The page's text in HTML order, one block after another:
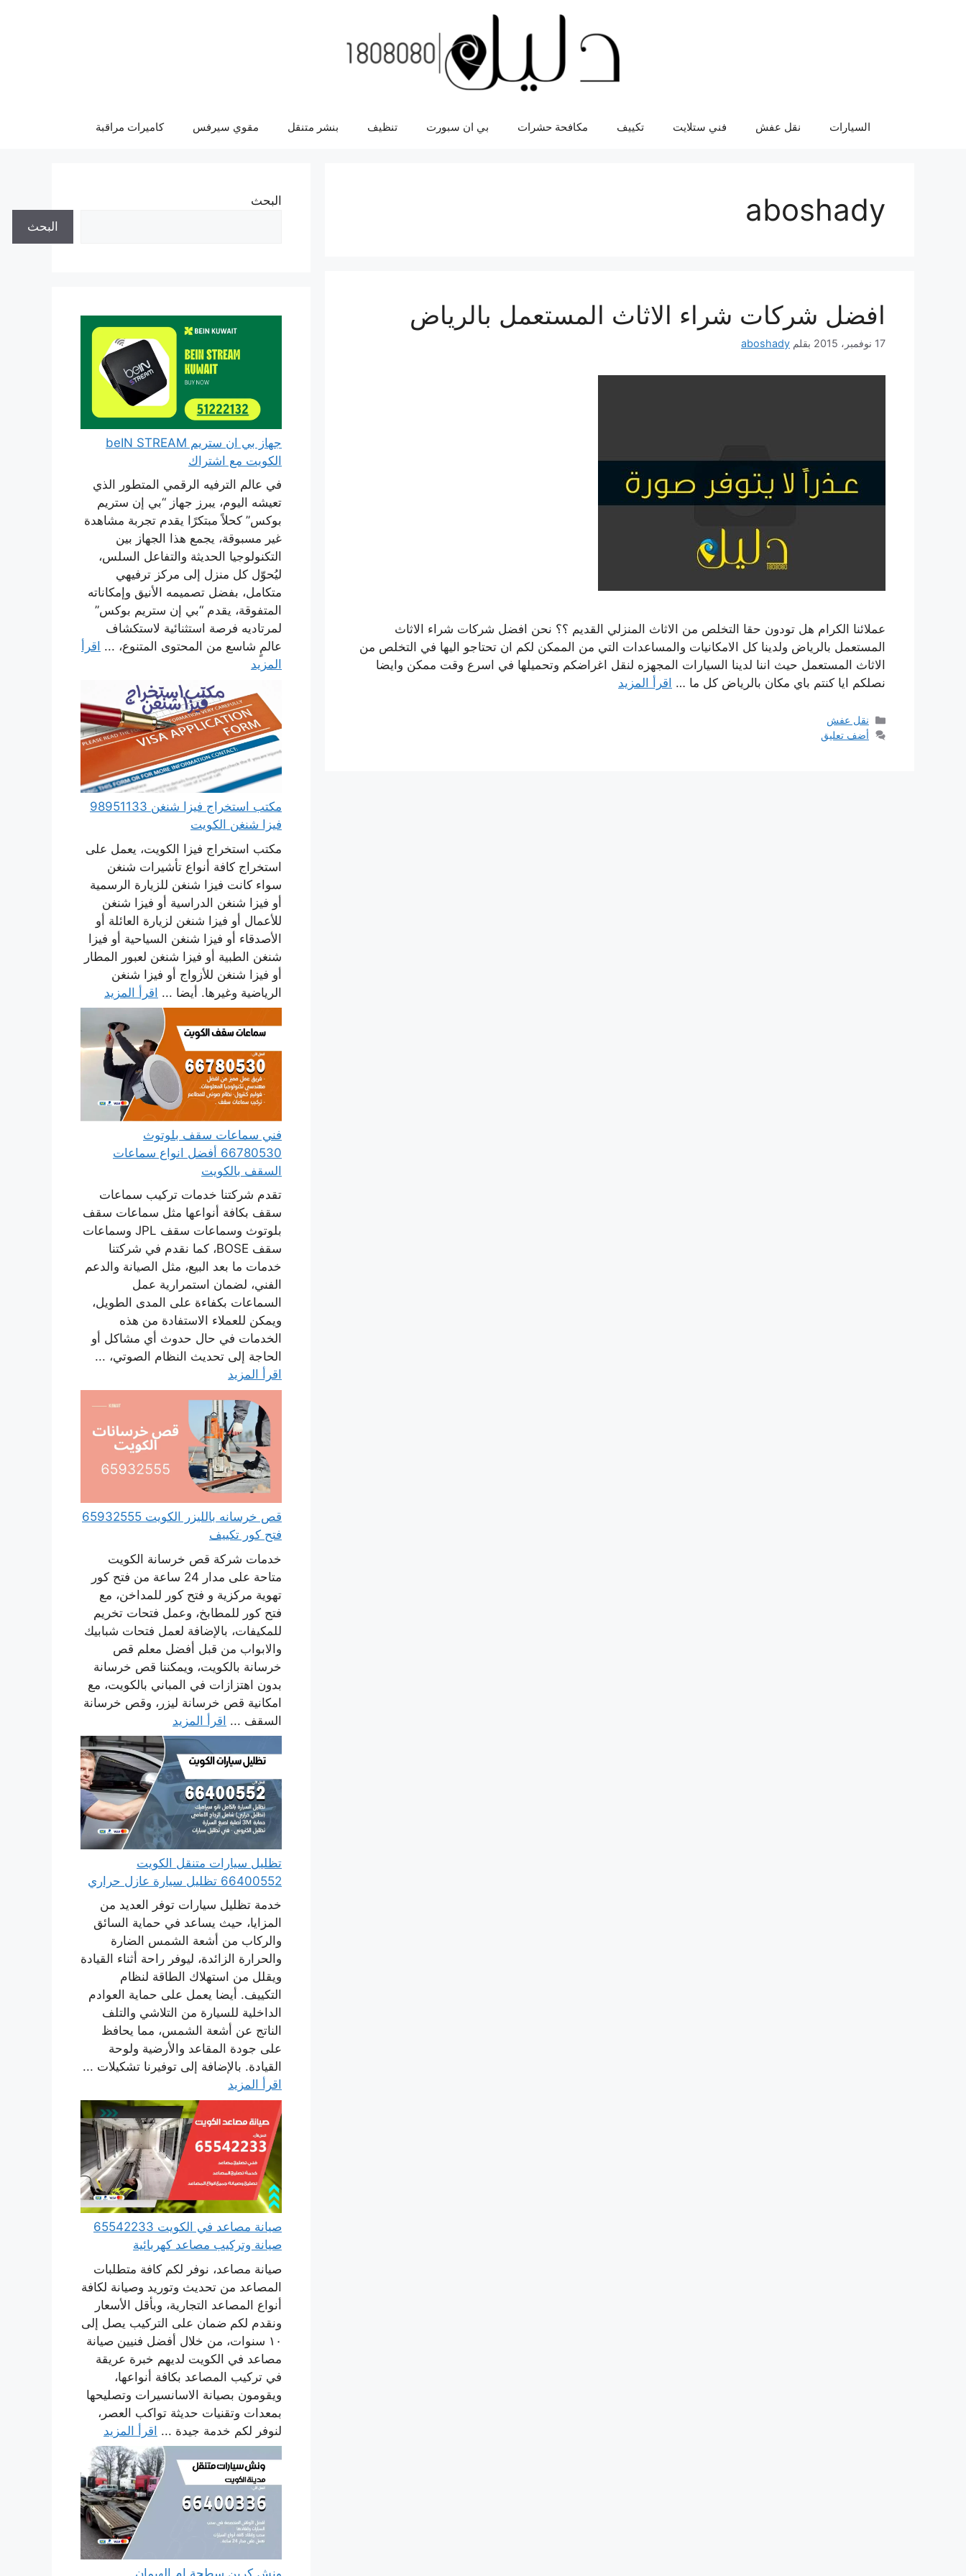
السيارات نقل عفش فني ستلايت تكييف مكافحة حشرات بي ان سبورت تنظيف بنشر متنقل مقوي سيرفس كاميرات مراقبة
aboshady
افضل شركات شراء الاثاث المستعمل بالرياض
17 نوفمبر، 2015 بقلم aboshady
عملائنا الكرام هل تودون حقا التخلص من الاثاث المنزلي القديم ؟؟ نحن افضل شركات شراء الاثاث
المستعمل بالرياض ولدينا كل الامكانيات والمساعدات التي من الممكن لكم ان تحتاجو اليها في التخلص من
الاثاث المستعمل حيث اننا لدينا السيارات المجهزه لنقل اغراضكم وتحميلها في اسرع وقت ممكن وايضا
نصلكم ايا كنتم باي مكان بالرياض كل ما … اقرأ المزيد
التصنيفات
نقل عفش
أضف تعليق
البحث
البحث
جهاز بي ان ستريم beIN STREAM
الكويت مع اشتراك
في عالم الترفيه الرقمي المتطور الذي
تعيشه اليوم، يبرز جهاز “بي إن ستريم
بوكس” كحلاً مبتكرًا يقدم تجربة مشاهدة
غير مسبوقة، يجمع هذا الجهاز بين
التكنولوجيا الحديثة والتفاعل السلس،
ليُحوّل كل منزل إلى مركز ترفيهي
متكامل، بفضل تصميمه الأنيق وإمكاناته
المتفوقة، يقدم “بي إن ستريم بوكس”
لمرتاديه فرصة استثنائية لاستكشاف
عالمٍ شاسع من المحتوى المتنوع، ... اقرأ
المزيد
مكتب استخراج فيزا شنغن 98951133
فيزا شنغن الكويت
مكتب استخراج فيزا الكويت، يعمل على
استخراج كافة أنواع تأشيرات شنغن
سواء كانت فيزا شنغن للزيارة الرسمية
أو فيزا شنغن الدراسية أو فيزا شنغن
للأعمال أو فيزا شنغن لزيارة العائلة أو
الأصدقاء أو فيزا شنغن السياحية أو فيزا
شنغن الطبية أو فيزا شنغن لعبور المطار
أو فيزا شنغن للأزواج أو فيزا شنغن
الرياضية وغيرها. أيضا ... اقرأ المزيد
فني سماعات سقف بلوتوث
66780530 أفضل انواع سماعات
السقف بالكويت
تقدم شركتنا خدمات تركيب سماعات
سقف بكافة أنواعها مثل سماعات سقف
بلوتوث وسماعات سقف JPL وسماعات
سقف BOSE، كما نقدم في شركتنا
خدمات ما بعد البيع، مثل الصيانة والدعم
الفني، لضمان استمرارية عمل
السماعات بكفاءة على المدى الطويل،
ويمكن للعملاء الاستفادة من هذه
الخدمات في حال حدوث أي مشاكل أو
الحاجة إلى تحديث النظام الصوتي، ...
اقرأ المزيد
قص خرسانه بالليزر الكويت 65932555
فتح كور تكييف
خدمات شركة قص خرسانة الكويت
متاحة على مدار 24 ساعة من فتح كور
تهوية مركزية و فتح كور للمداخن، مع
فتح كور للمطابخ، وعمل فتحات تخريم
للمكيفات، بالإضافة لعمل فتحات شبابيك
والابواب من قبل أفضل معلم قص
خرسانة بالكويت، ويمكننا قص خرسانة
بدون اهتزازات في المباني بالكويت، مع
امكانية قص خرسانة ليزر، وقص خرسانة
السقف ... اقرأ المزيد
تظليل سيارات متنقل الكويت
66400552 تظليل سيارة عازل حراري
خدمة تظليل سيارات توفر العديد من
المزايا، حيث يساعد في حماية السائق
والركاب من أشعة الشمس الضارة
والحرارة الزائدة، ليوفر راحة أثناء القيادة
ويقلل من استهلاك الطاقة لنظام
التكييف. أيضا يعمل على حماية العوادم
الداخلية للسيارة من التلاشي والتلف
الناتج عن أشعة الشمس، مما يحافظ
على جودة المقاعد والأرضية ولوحة
القيادة. بالإضافة إلى توفيرنا تشكيلات ...
اقرأ المزيد
صيانة مصاعد في الكويت 65542233
صيانة وتركيب مصاعد كهربائية
صيانة مصاعد، نوفر لكم كافة متطلبات
المصاعد من تحديث وتوريد وصيانة لكافة
أنواع المصاعد التجارية، وبأقل الأسعار
ونقدم لكم ضمان على التركيب يصل إلى
١٠ سنوات، من خلال أفضل فنيين صيانة
مصاعد في الكويت لديهم خبرة عريقة
في تركيب المصاعد بكافة أنواعها،
ويقومون بصيانة الاسانسيرات وتصليحها
بمعدات وتقنيات حديثة تواكب العصر،
لنوفر لكم خدمة جيدة ... اقرأ المزيد
ونش كرين سطحة ام الهيمان